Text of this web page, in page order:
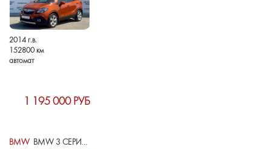
2014 г.в.
152800 км
автомат
1 195 000 РУБ
BMW BMW 3 СЕРИИ V (E90/E91/E92/E93) РЕСТАЙЛИНГ